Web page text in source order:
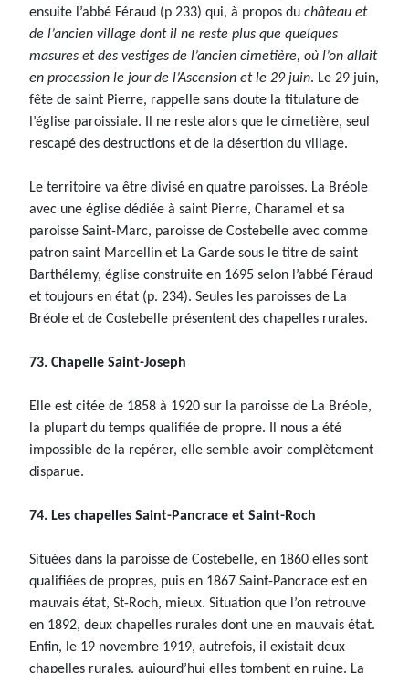
ensuite l’abbé Féraud (p 233) qui, à propos du château et
de l’ancien village dont il ne reste plus que quelques
masures et des vestiges de l’ancien cimetière, où l’on allait
en procession le jour de l’Ascension et le 29 juin. Le 29 juin,
fête de saint Pierre, rappelle sans doute la titulature de
l’église paroissiale. Il ne reste alors que le cimetière, seul
rescapé des destructions et de la désertion du village.
Le territoire va être divisé en quatre paroisses. La Bréole
avec une église dédiée à saint Pierre, Charamel et sa
paroisse Saint-Marc, paroisse de Costebelle avec comme
patron saint Marcellin et La Garde sous le titre de saint
Barthélemy, église construite en 1695 selon l’abbé Féraud
et toujours en état (p. 234). Seules les paroisses de La
Bréole et de Costebelle présentent des chapelles rurales.
73. Chapelle Saint-Joseph
Elle est citée de 1858 à 1920 sur la paroisse de La Bréole,
la plupart du temps qualifiée de propre. Il nous a été
impossible de la repérer, elle semble avoir complètement
disparue.
74. Les chapelles Saint-Pancrace et Saint-Roch
Situées dans la paroisse de Costebelle, en 1860 elles sont
qualifiées de propres, puis en 1867 Saint-Pancrace est en
mauvais état, St-Roch, mieux. Situation que l’on retrouve
en 1892, deux chapelles rurales dont une en mauvais état.
Enfin, le 19 novembre 1919, autrefois, il existait deux
chapelles rurales, aujourd’hui elles tombent en ruine. La